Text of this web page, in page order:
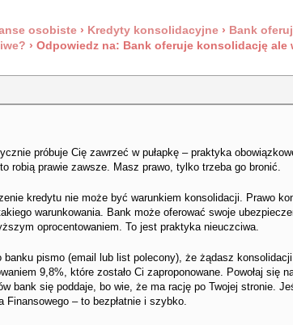
osobiste › Kredyty konsolidacyjne › Bank
› Odpowiedz na: Bank oferuje konsolidację ale
próbuje Cię zawrzeć w pułapkę – praktyka
robią prawie zawsze. Masz prawo, tylko trzeba go bronić.
kredytu nie może być warunkiem konsolidacji. Prawo
warunkowania. Bank może oferować swoje
oprocentowaniem. To jest praktyka nieuczciwa.
banku pismo (email lub list polecony), że żądasz
9,8%, które zostało Ci zaproponowane. Powołaj się
bank się poddaje, bo wie, że ma rację po Twojej stronie.
Finansowego – to bezpłatnie i szybko.